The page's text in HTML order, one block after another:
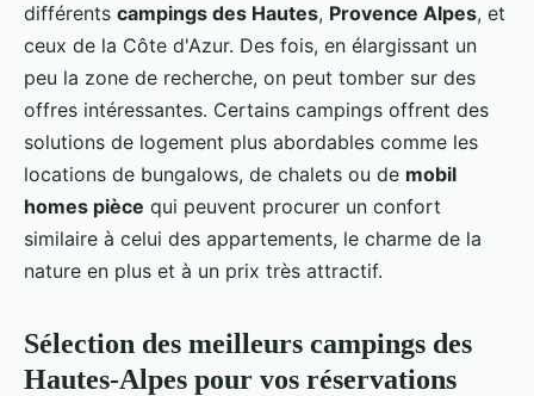
différents campings des Hautes, Provence Alpes, et
ceux de la Côte d'Azur. Des fois, en élargissant un
peu la zone de recherche, on peut tomber sur des
offres intéressantes. Certains campings offrent des
solutions de logement plus abordables comme les
locations de bungalows, de chalets ou de mobil
homes pièce qui peuvent procurer un confort
similaire à celui des appartements, le charme de la
nature en plus et à un prix très attractif.
Sélection des meilleurs campings des
Hautes-Alpes pour vos réservations